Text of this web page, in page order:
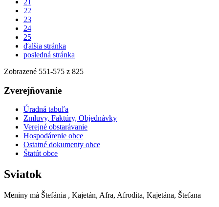
22
23
24
25
ďalšia stránka
posledná stránka
Zobrazené 551-575 z 825
Zverejňovanie
Úradná tabuľa
Zmluvy, Faktúry, Objednávky
Verejné obstarávanie
Hospodárenie obce
Ostatné dokumenty obce
Štatút obce
Sviatok
Meniny má Štefánia , Kajetán, Afra, Afrodita, Kajetána, Štefana